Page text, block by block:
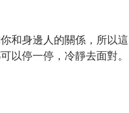
和身邊人的關係，所以這
以停一停，冷靜去面對。